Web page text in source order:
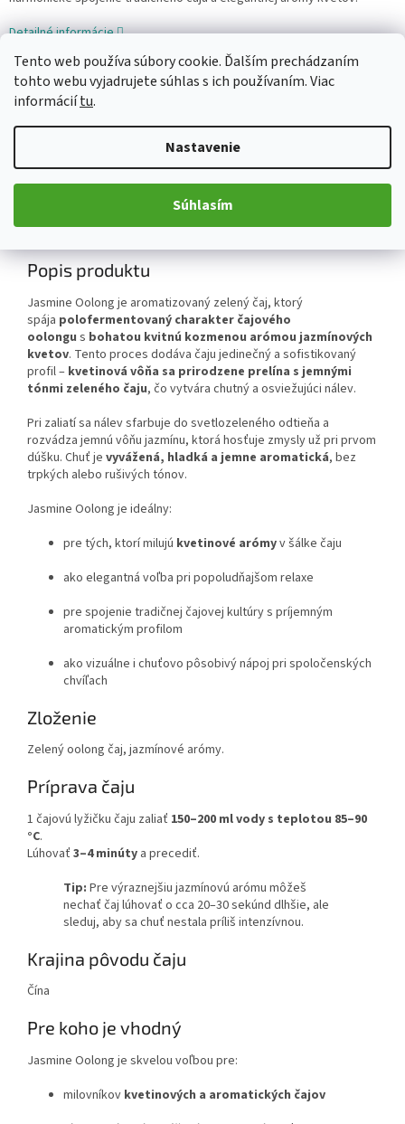
Tento web používa súbory cookie. Ďalším prechádzaním
tohto webu vyjadrujete súhlas s ich používaním. Viac
informáciítu.
Nastavenie
Súhlasím
Detailné informácie
OPÝTAŤ SA
Popis produktu
Jasmine Oolong je aromatizovaný zelený čaj, ktorý
spája polofermentovaný charakter čajového
oolongu s bohatou kvitnú kozmenou arómou jazmínových
kvetov. Tento proces dodáva čaju jedinečný a sofistikovaný
profil – kvetinová vôňa sa prirodzene prelína s jemnými
tónmi zeleného čaju, čo vytvára chutný a osviežujúci nálev.
Pri zaliatí sa nálev sfarbuje do svetlozeleného odtieňa a
rozvádza jemnú vôňu jazmínu, ktorá hosťuje zmysly už pri prvom
dúšku. Chuť je vyvážená, hladká a jemne aromatická, bez
trpkých alebo rušivých tónov.
Jasmine Oolong je ideálny:
pre tých, ktorí milujú kvetinové arómyv šálke čaju
ako elegantná voľba pri popoludňajšom relaxe
pre spojenie tradičnej čajovej kultúry s príjemným
aromatickým profilom
ako vizuálne i chuťovo pôsobivý nápoj pri spoločenských
chvíľach
Zloženie
Zelený oolong čaj, jazmínové arómy.
Príprava čaju
1 čajovú lyžičku čaju zaliať 150–200 ml vody s teplotou 85–90
°C.
Lúhovať 3–4 minúty a precediť.
Tip: Pre výraznejšiu jazmínovú arómu môžeš
nechať čaj lúhovať o cca 20–30 sekúnd dlhšie, ale
sleduj, aby sa chuť nestala príliš intenzívnou.
Krajina pôvodu čaju
Čína
Pre koho je vhodný
Jasmine Oolong je skvelou voľbou pre:
milovníkov kvetinových a aromatických čajov